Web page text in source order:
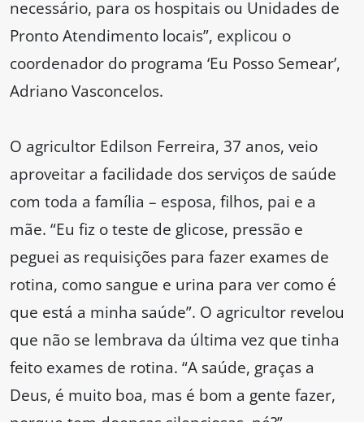
necessário, para os hospitais ou Unidades de
Pronto Atendimento locais”, explicou o
coordenador do programa ‘Eu Posso Semear’,
Adriano Vasconcelos.
O agricultor Edilson Ferreira, 37 anos, veio
aproveitar a facilidade dos serviços de saúde
com toda a família – esposa, filhos, pai e a
mãe. “Eu fiz o teste de glicose, pressão e
peguei as requisições para fazer exames de
rotina, como sangue e urina para ver como é
que está a minha saúde”. O agricultor revelou
que não se lembrava da última vez que tinha
feito exames de rotina. “A saúde, graças a
Deus, é muito boa, mas é bom a gente fazer,